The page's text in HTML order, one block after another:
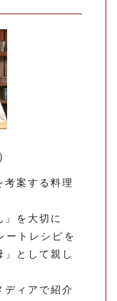
考案する料理
を大切に
ートレシピを
として親し
ディアで紹介